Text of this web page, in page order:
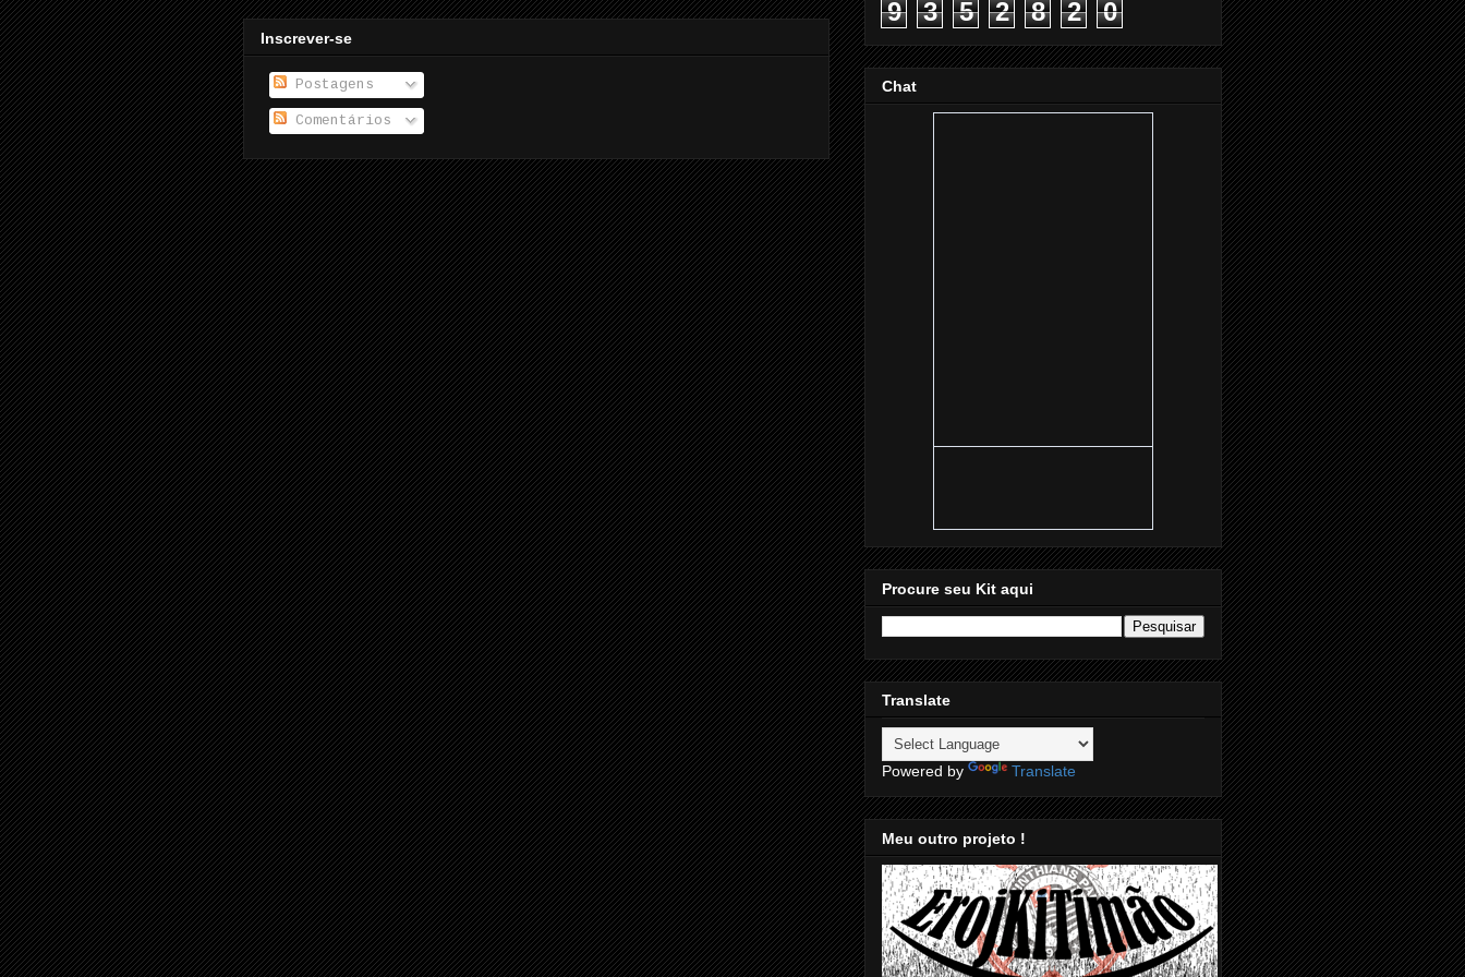
Inscrever-se
Postagens
Comentários
9 3 5 2 8 2 0
Chat
Procure seu Kit aqui
Translate
Powered by Translate
Meu outro projeto !